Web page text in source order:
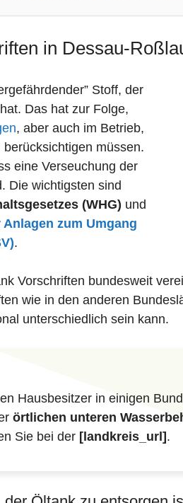
in Dessau-
Stoff, der
Das hat zur Folge,
, aber auch im Betrieb,
müssen.
eine Verseuchung der
Die wichtigsten sind
(WHG) und
zum Umgang
.
Vorschriften bundesweit
wie in den anderen
unterschiedlich sein kann.
Hausbesitzer in einigen
örtlichen unteren
Sie bei der [landkreis_url].